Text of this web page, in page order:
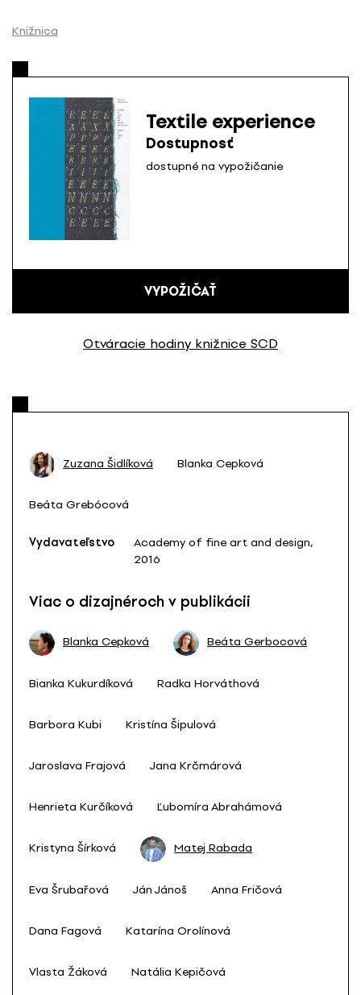
Knižnica
Textile experience
Dostupnosť
dostupné na vypožičanie
VYPOŽIČAŤ
Otváracie hodiny knižnice SCD
Zuzana Šidlíková Blanka Cepková
Beáta Grebócová
Vydavateľstvo
Academy of fine art and design,
2016
Viac o dizajnéroch v publikácii
Blanka Cepková Beáta Gerbocová
Bianka Kukurdíková Radka Horváthová
Barbora Kubi Kristína Šipulová
Jaroslava Frajová Jana Krčmárová
Henrieta Kurčíková Ľubomíra Abrahámová
Kristyna Šírková Matej Rabada
Eva Šrubařová Ján Jánoš Anna Fričová
Dana Fagová Katarína Orolínová
Vlasta Žáková Natália Kepičová